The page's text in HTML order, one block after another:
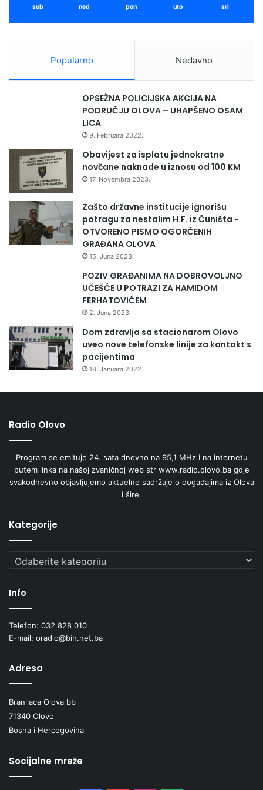
sub ned pon uto sri
Popularno Nedavno
OPSEŽNA POLICIJSKA AKCIJA NA
PODRUČJU OLOVA – UHAPŠENO OSAM
LICA
9. Februara 2022.
Obavijest za isplatu jednokratne
novčane naknade u iznosu od 100 KM
17. Novembra 2023.
Zašto državne institucije ignorišu
potragu za nestalim H.F. iz Čuništa -
OTVORENO PISMO OGORČENIH
GRAĐANA OLOVA
15. Juna 2023.
POZIV GRAĐANIMA NA DOBROVOLJNO
UČEŠĆE U POTRAZI ZA HAMIDOM
FERHATOVIĆEM
2. Juna 2023.
Dom zdravlja sa stacionarom Olovo
uveo nove telefonske linije za kontakt s
pacijentima
18. Januara 2022.
Radio Olovo
Program se emituje 24. sata dnevno na 95,1 MHz i na internetu
putem linka na našoj zvaničnoj web str www.radio.olovo.ba gdje
svakodnevno objavljujemo aktuelne sadržaje o događajima iz Olova
i šire.
Kategorije
Kategorije
Info
Telefon: 032 828 010
E-mail: oradio@bih.net.ba
Adresa
Branilaca Olova bb
71340 Olovo
Bosna i Hercegovina
Socijalne mreže